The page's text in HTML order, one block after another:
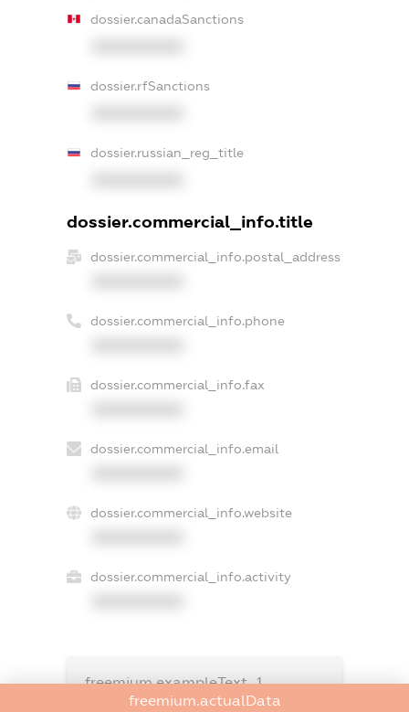
dossier.canadaSanctions
dossier.rfSanctions
dossier.russian_reg_title
dossier.commercial_info.title
dossier.commercial_info.postal_address
dossier.commercial_info.phone
dossier.commercial_info.fax
dossier.commercial_info.email
dossier.commercial_info.website
dossier.commercial_info.activity
freemium.exampleText_1
freemium.exampleText_2
freemium.actualData